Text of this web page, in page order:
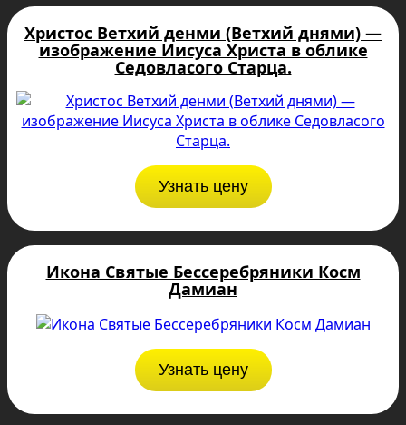
Христос Ветхий денми (Ветхий днями) —
изображение Иисуса Христа в облике
Седовласого Старца.
Узнать цену
Икона Святые Бессеребряники Косм
Дамиан
Узнать цену